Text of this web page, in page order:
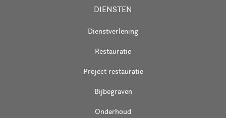
DIENSTEN
Dienstverlening
Restauratie
Project restauratie
Bijbegraven
Onderhoud